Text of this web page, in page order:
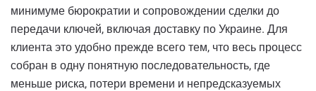
минимуме бюрократии и сопровождении сделки до
передачи ключей, включая доставку по Украине. Для
клиента это удобно прежде всего тем, что весь процесс
собран в одну понятную последовательность, где
меньше риска, потери времени и непредсказуемых